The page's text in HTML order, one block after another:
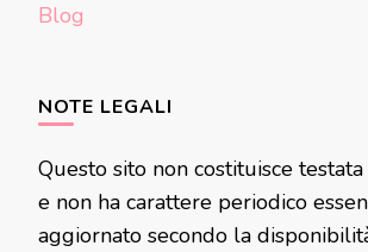
Blog
NOTE LEGALI
Questo sito non costituisce
e non ha carattere periodico
aggiornato secondo la